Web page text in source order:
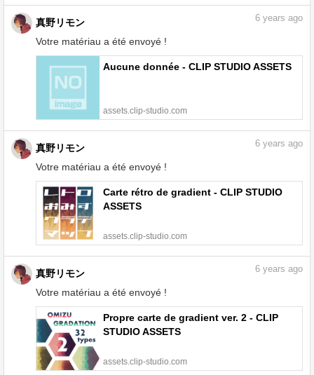
真野リモン
Votre matériau a été envoyé !
6 years ago
Aucune donnée - CLIP STUDIO ASSETS
assets.clip-studio.com
真野リモン
Votre matériau a été envoyé !
6 years ago
Carte rétro de gradient - CLIP STUDIO
ASSETS
assets.clip-studio.com
真野リモン
Votre matériau a été envoyé !
6 years ago
Propre carte de gradient ver. 2 - CLIP
STUDIO ASSETS
assets.clip-studio.com